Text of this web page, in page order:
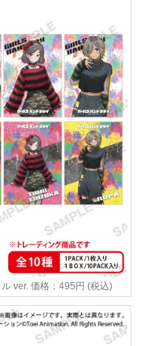
ver. 価格：495円 (税込)